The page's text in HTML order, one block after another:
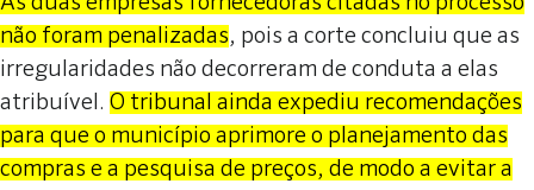
não foram penalizadas, pois a corte concluiu que as
irregularidades não decorreram de conduta a elas
atribuível. O tribunal ainda expediu recomendações
para que o município aprimore o planejamento das
compras e a pesquisa de preços, de modo a evitar a